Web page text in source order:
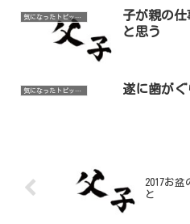
気になったトピックなど
子が親の
と思う
気になったトピックなど 遂に歯がぐ
2017お
と